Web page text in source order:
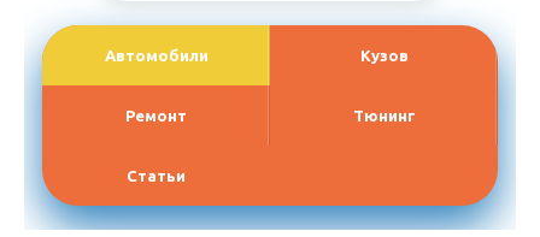
Автомобили Кузов
Ремонт Тюнинг
Статьи